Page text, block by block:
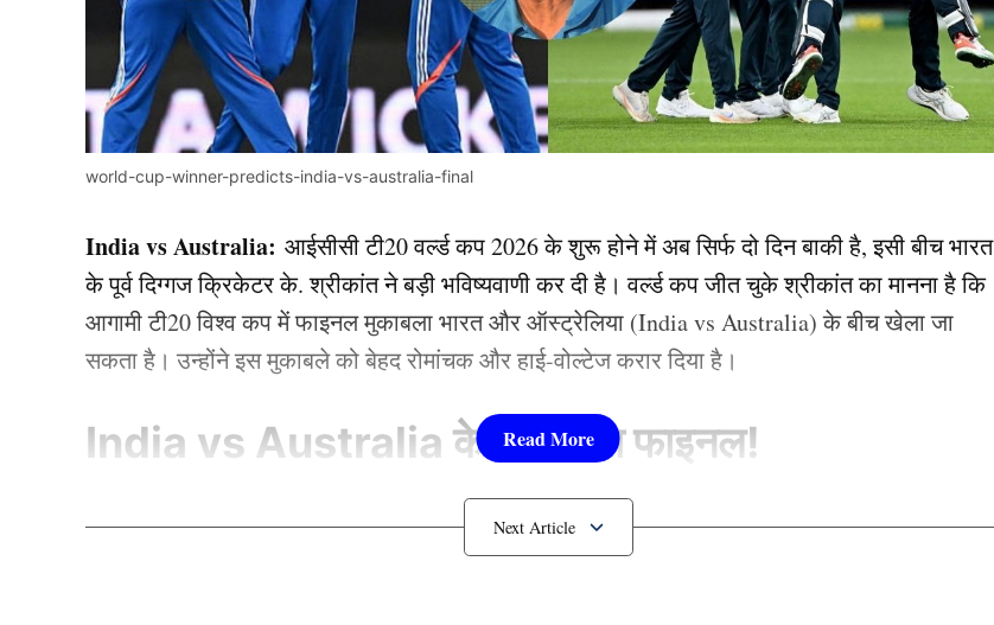
world-cup-winner-predicts-india-vs-australia-final
India vs Australia: आईसीसी टी20 वर्ल्ड कप 2026 के शुरू होने में अब सिर्फ दो दिन बाकी है, इसी बीच भारत
के पूर्व दिग्गज क्रिकेटर के. श्रीकांत ने बड़ी भविष्यवाणी कर दी है। वर्ल्ड कप जीत चुके श्रीकांत का मानना है कि
आगामी टी20 विश्व कप में फाइनल मुकाबला भारत और ऑस्ट्रेलिया (India vs Australia) के बीच खेला जा
सकता है। उन्होंने इस मुकाबले को बेहद रोमांचक और हाई-वोल्टेज करार दिया है।
India vs Australia के बीच होगा फाइनल!